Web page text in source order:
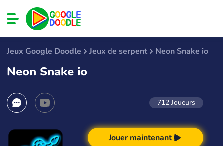
Jeux Google Doodle Jeux de serpent Neon Snake io
Neon Snake io
712 Joueurs
Jouer maintenant